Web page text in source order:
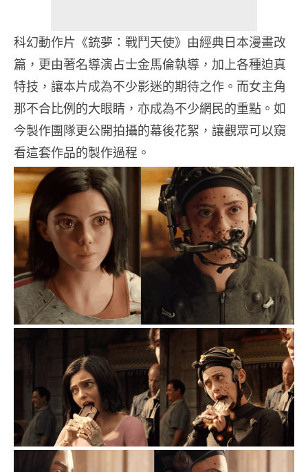
科幻動作片《銃夢：戰鬥天使》由經典日本漫畫改
篇，更由著名導演占士金馬倫執導，加上各種迫真
特技，讓本片成為不少影迷的期待之作。而女主角
那不合比例的大眼睛，亦成為不少網民的重點。如
今製作團隊更公開拍攝的幕後花絮，讓觀眾可以窺
看這套作品的製作過程。